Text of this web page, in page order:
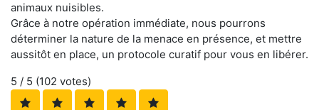
animaux nuisibles.
Grâce à notre opération immédiate, nous pourrons
déterminer la nature de la menace en présence, et mettre
aussitôt en place, un protocole curatif pour vous en libérer.
5 / 5 (102 votes)